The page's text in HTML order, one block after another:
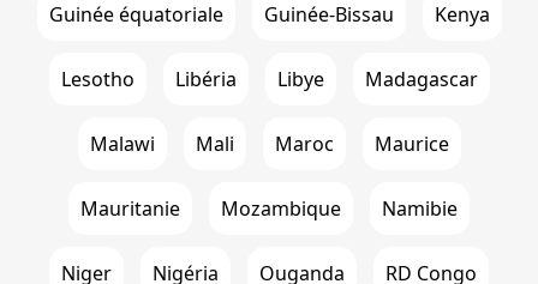
Guinée équatoriale Guinée-Bissau Kenya
Lesotho Libéria Libye Madagascar
Malawi Mali Maroc Maurice
Mauritanie Mozambique Namibie
Niger Nigéria Ouganda RD Congo